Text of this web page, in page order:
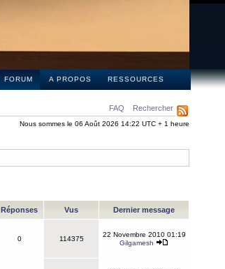
FORUM A PROPOS RESSOURCES
FAQ Rechercher
Nous sommes le 06 Août 2026 14:22 UTC + 1 heure
Réponses Vus Dernier message
0 114375
22 Novembre 2010 01:19
Gilgamesh